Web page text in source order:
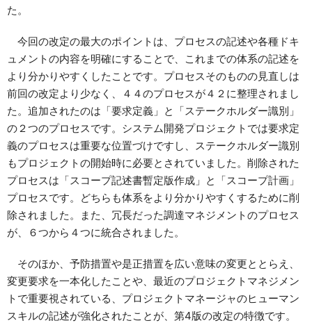
た。
今回の改定の最大のポイントは、プロセスの記述や各種ドキ
ュメントの内容を明確にすることで、これまでの体系の記述を
より分かりやすくしたことです。プロセスそのものの見直しは
前回の改定より少なく、４４のプロセスが４２に整理されまし
た。追加されたのは「要求定義」と「ステークホルダー識別」
の２つのプロセスです。システム開発プロジェクトでは要求定
義のプロセスは重要な位置づけですし、ステークホルダー識別
もプロジェクトの開始時に必要とされていました。削除された
プロセスは「スコープ記述書暫定版作成」と「スコープ計画」
プロセスです。どちらも体系をより分かりやすくするために削
除されました。また、冗長だった調達マネジメントのプロセス
が、６つから４つに統合されました。
そのほか、予防措置や是正措置を広い意味の変更ととらえ、
変更要求を一本化したことや、最近のプロジェクトマネジメン
トで重要視されている、プロジェクトマネージャのヒューマン
スキルの記述が強化されたことが、第4版の改定の特徴です。